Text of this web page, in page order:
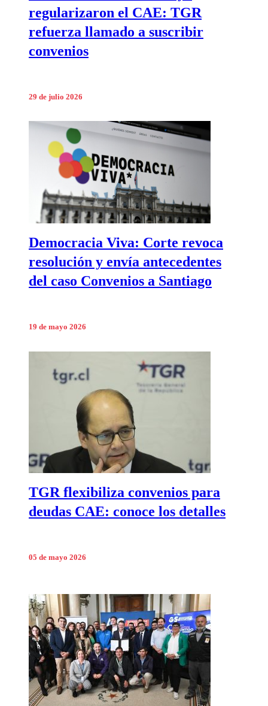
regularizaron el CAE: TGR
refuerza llamado a suscribir
convenios
29 de julio 2026
Democracia Viva: Corte revoca
resolución y envía antecedentes
del caso Convenios a Santiago
19 de mayo 2026
TGR flexibiliza convenios para
deudas CAE: conoce los detalles
05 de mayo 2026